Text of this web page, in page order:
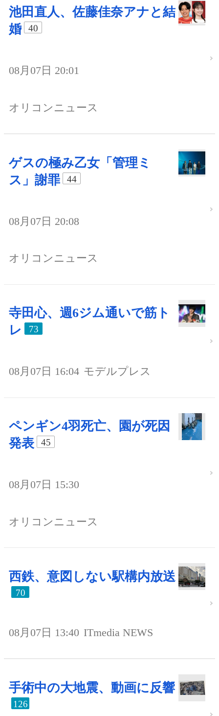
池田直人、佐藤佳奈アナと結
婚
40
08月07日 20:01
オリコンニュース
ゲスの極み乙女「管理ミ
ス」謝罪
44
08月07日 20:08
オリコンニュース
寺田心、週6ジム通いで筋ト
レ
73
08月07日 16:04 モデルプレス
ペンギン4羽死亡、園が死因
発表
45
08月07日 15:30
オリコンニュース
西鉄、意図しない駅構内放送
70
08月07日 13:40 ITmedia NEWS
手術中の大地震、動画に反響
126